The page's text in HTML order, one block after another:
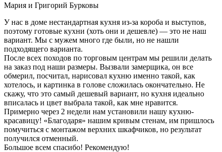
Мария и Григорий Бурковы
У нас в доме нестандартная кухня из-за короба и выступов,
поэтому готовые кухни (хоть они и дешевле) — это не наш
вариант. Мы с мужем много где были, но не нашли
подходящего варианта.
После всех походов по торговым центрам мы решили делать
на заказ под наши размеры. Вызвали замерщика, он все
обмерил, посчитал, нарисовал кухню именно такой, как
хотелось, и картинка в голове сложилась окончательно. Не
скажу, что это самый дешевый вариант, но кухня идеально
вписалась и цвет выбрала такой, как мне нравится.
Примерно через 2 недели нам установили нашу кухню-
красавицу! «Благодаря» нашим кривым стенам, им пришлось
помучиться с монтажом верхних шкафчиков, но результат
получился отменный.
Большое всем спасибо! Рекомендую!